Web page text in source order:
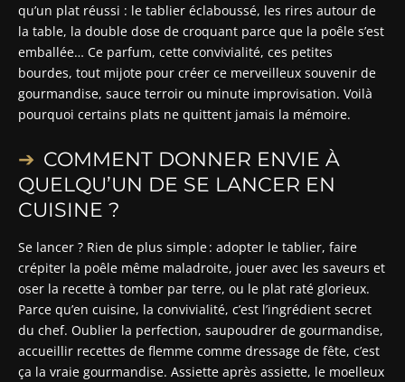
qu’un plat réussi : le tablier éclaboussé, les rires autour de
la table, la double dose de croquant parce que la poêle s’est
emballée… Ce parfum, cette convivialité, ces petites
bourdes, tout mijote pour créer ce merveilleux souvenir de
gourmandise, sauce terroir ou minute improvisation. Voilà
pourquoi certains plats ne quittent jamais la mémoire.
COMMENT DONNER ENVIE À
QUELQU’UN DE SE LANCER EN
CUISINE ?
Se lancer ? Rien de plus simple : adopter le tablier, faire
crépiter la poêle même maladroite, jouer avec les saveurs et
oser la recette à tomber par terre, ou le plat raté glorieux.
Parce qu’en cuisine, la convivialité, c’est l’ingrédient secret
du chef. Oublier la perfection, saupoudrer de gourmandise,
accueillir recettes de flemme comme dressage de fête, c’est
ça la vraie gourmandise. Assiette après assiette, le moelleux